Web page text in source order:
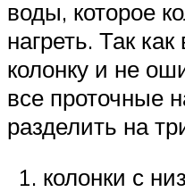
воды, которое
нагреть. Так
колонку и не
все проточные
разделить на
колонки с